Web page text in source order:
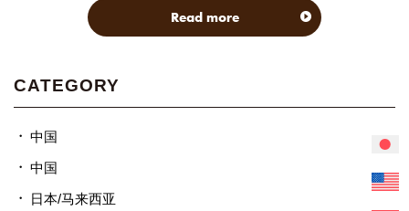
Read more
CATEGORY
中国
中国
日本/马来西亚